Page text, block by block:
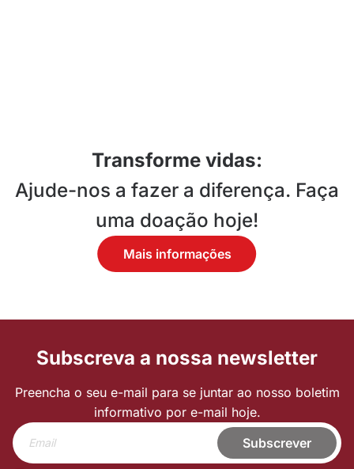
Noite de fados solidária - 3ª
Edição dia 6 de setembro
Ler mais
Transforme vidas:
Ajude-nos a fazer a diferença. Faça
uma doação hoje!
Mais informações
sobre como
contactar-
nos
Subscreva a nossa newsletter
Preencha o seu e-mail para se juntar ao nosso boletim
informativo por e-mail hoje.
Subscrever